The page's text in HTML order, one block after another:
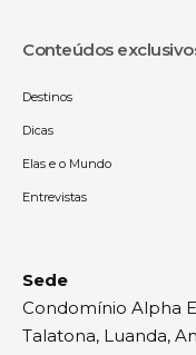
Conteúdos
Destinos
Dicas
Elas e o Mundo
Entrevistas
Sede
Condomínio Alpha
Talatona, Luanda,